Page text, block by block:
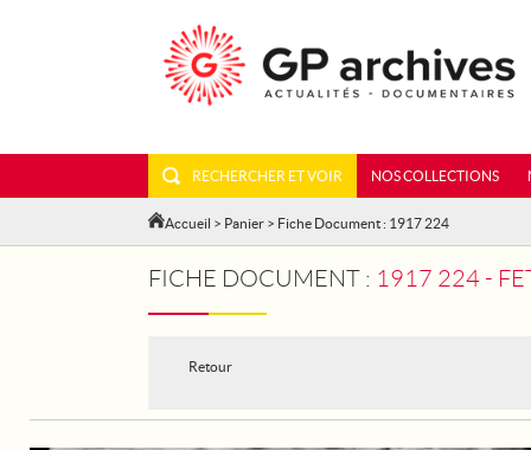
RECHERCHER ET VOIR NOS COLLECTIONS
Accueil > Panier > Fiche Document : 1917 224
FICHE DOCUMENT : 1917 224 -
Retour